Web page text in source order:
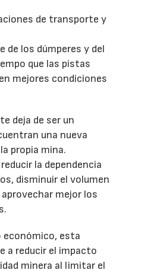
de transporte y
de los dúmperes y del
que las pistas
mejores condiciones
deja de ser un
una nueva
propia mina.
la dependencia
disminuir el volumen
mejor los
económico, esta
a reducir el impacto
minera al limitar el